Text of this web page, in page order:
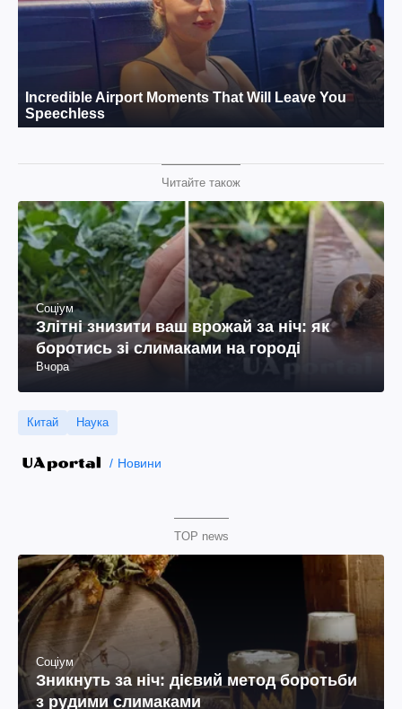
Читайте також
Соціум
Злітні знизити ваш врожай за ніч: як
боротись зі слимаками на городі
Вчора
Китай Наука
Новини
TOP news
Соціум
Зникнуть за ніч: дієвий метод боротьби
з рудими слимаками